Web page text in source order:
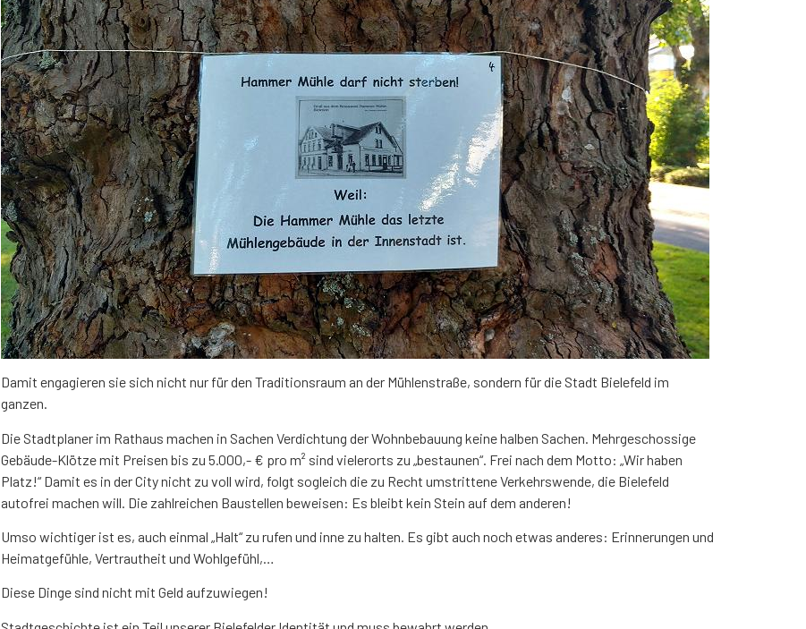
Damit engagieren sie sich nicht nur für den Traditionsraum an der Mühlenstraße, sondern für die Stadt Bielefeld im
ganzen.
Die Stadtplaner im Rathaus machen in Sachen Verdichtung der Wohnbebauung keine halben Sachen. Mehrgeschossige
Gebäude-Klötze mit Preisen bis zu 5.000,- € pro m² sind vielerorts zu „bestaunen“. Frei nach dem Motto: „Wir haben
Platz!“ Damit es in der City nicht zu voll wird, folgt sogleich die zu Recht umstrittene Verkehrswende, die Bielefeld
autofrei machen will. Die zahlreichen Baustellen beweisen: Es bleibt kein Stein auf dem anderen!
Umso wichtiger ist es, auch einmal „Halt“ zu rufen und inne zu halten. Es gibt auch noch etwas anderes: Erinnerungen und
Heimatgefühle, Vertrautheit und Wohlgefühl,…
Diese Dinge sind nicht mit Geld aufzuwiegen!